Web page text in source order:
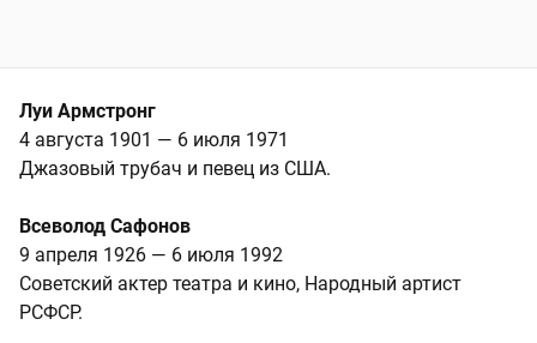
Луи Армстронг
4 августа 1901 — 6 июля 1971
Джазовый трубач и певец из США.
Всеволод Сафонов
9 апреля 1926 — 6 июля 1992
Советский актер театра и кино, Народный артист
РСФСР.